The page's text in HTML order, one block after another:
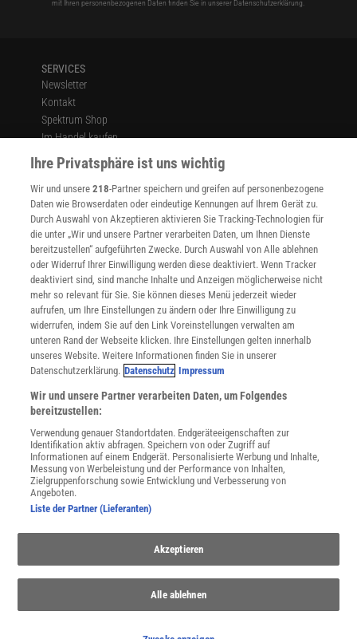
mit Ihren personenbezogenen Daten finden Sie in unserer Datenschutzerklärung.
SERVICES
Newsletter
Kontakt
Spektrum Shop
Im Handel kaufen
Presse
Verträge kündigen
Widerruf
INFO
Mediadaten
Datenschutz
Nutzungsbedingungen
Cookie-Einstellungen
Utiq verwalten
Nutzungsbasierte Onlinewerbung
Alle Artikel
Impressum
Angebote für Schulen
Angebote für Institutionen
Sprachen lernen mit Gymglish
Lexika
Für Spektrum schreiben
Zugänglichkeitserklärung
WEBSEITEN
KielSCN
Wissenschaft in die Schulen
SciLogs
Ihre Privatsphäre ist uns wichtig
Wir und unsere218-Partner speichern und greifen auf personenbezogene
Daten wie Browserdaten oder eindeutige Kennungen auf Ihrem Gerät zu.
Durch Auswahl von Akzeptieren aktivieren Sie Tracking-Technologien für
die unter „Wir und unsere Partner verarbeiten Daten, um Ihnen Dienste
bereitzustellen“ aufgeführten Zwecke. Durch Auswahl von Alle ablehnen
oder Widerruf Ihrer Einwilligung werden diese deaktiviert. Wenn Tracker
deaktiviert sind, sind manche Inhalte und Anzeigen möglicherweise nicht
mehr so relevant für Sie. Sie können dieses Menü jederzeit wieder
aufrufen, um Ihre Einstellungen zu ändern oder Ihre Einwilligung zu
widerrufen, indem Sie auf den Link Voreinstellungen verwalten am
unteren Rand der Webseite klicken. Ihre Einstellungen gelten innerhalb
unseres Website. Weitere Informationen finden Sie in unserer
Datenschutzerklärung. Datenschutz Impressum
Wir und unsere Partner verarbeiten Daten, um Folgendes
bereitzustellen:
Verwendung genauer Standortdaten. Endgeräteeigenschaften zur
Identifikation aktiv abfragen. Speichern von oder Zugriff auf
Informationen auf einem Endgerät. Personalisierte Werbung und Inhalte,
Messung von Werbeleistung und der Performance von Inhalten,
Zielgruppenforschung sowie Entwicklung und Verbesserung von
Angeboten.
Liste der Partner (Lieferanten)
Akzeptieren
Alle ablehnen